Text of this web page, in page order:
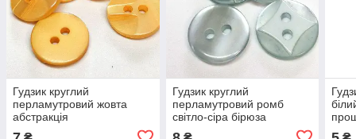
Гудзик круглий
перламутровий жовта
абстракція
Гудзик круглий
перламутровий ромб
світло-сіра бірюза